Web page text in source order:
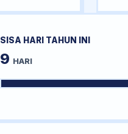
SISA HARI TAHUN INI
9 HARI